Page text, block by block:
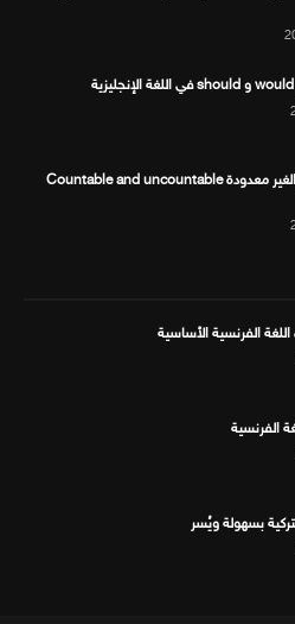
الأسماء المعدودة والغير معدودة Countable and uncountable
الفرنسية الأساسية
الفرنسية
بسهولة ويُسر